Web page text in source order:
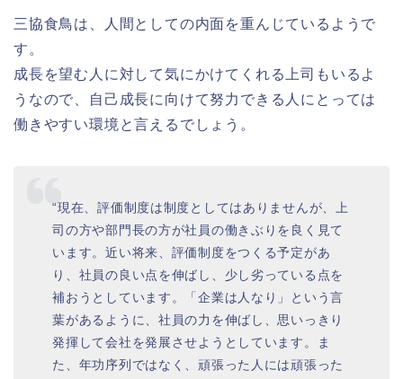
三協食鳥は、人間としての内面を重んじているようで
す。
成長を望む人に対して気にかけてくれる上司もいるよ
うなので、自己成長に向けて努力できる人にとっては
働きやすい環境と言えるでしょう。
“現在、評価制度は制度としてはありませんが、上
司の方や部門長の方が社員の働きぶりを良く見て
います。近い将来、評価制度をつくる予定があ
り、社員の良い点を伸ばし、少し劣っている点を
補おうとしています。「企業は人なり」という言
葉があるように、社員の力を伸ばし、思いっきり
発揮して会社を発展させようとしています。ま
た、年功序列ではなく、頑張った人には頑張った